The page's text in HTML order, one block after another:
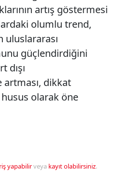
artış göstermesi
olumlu trend,
uluslararası
güçlendirdiğini
dışı
dikkat
olarak öne
yapabilirveya kayıt olabilirsiniz.